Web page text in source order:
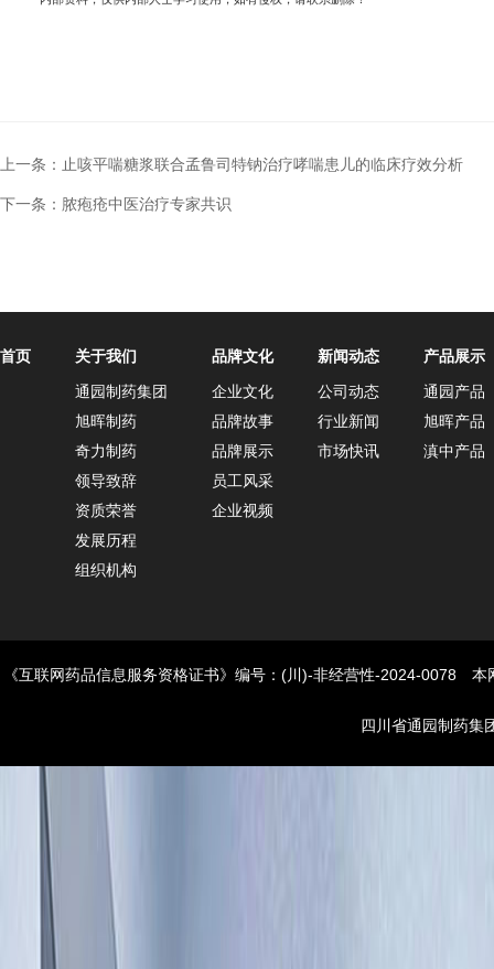
上一条： 止咳平喘糖浆联合孟鲁司特钠治疗哮喘患儿的临床疗效分析
下一条： 脓疱疮中医治疗专家共识
首页
关于我们
通园制药集团
旭晖制药
奇力制药
领导致辞
资质荣誉
发展历程
组织机构
品牌文化
企业文化
品牌故事
品牌展示
员工风采
企业视频
新闻动态
公司动态
行业新闻
市场快讯
产品展示
通园产品
旭晖产品
滇中产品
《互联网药品信息服务资格证书》编号：(川)-非经营性-2024-0078
四川省通园制药